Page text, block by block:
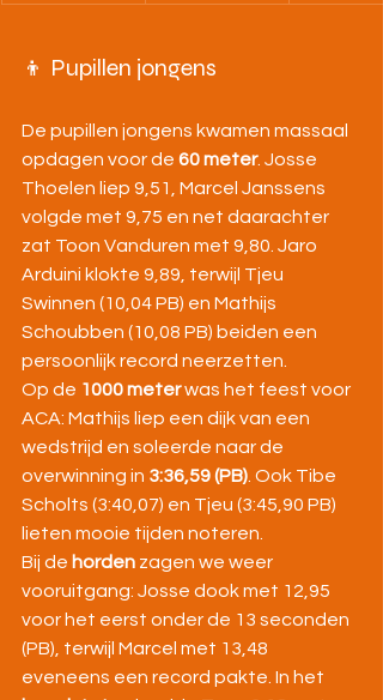
👦 Pupillen jongens
De pupillen jongens kwamen massaal
opdagen voor de 60 meter. Josse
Thoelen liep 9,51, Marcel Janssens
volgde met 9,75 en net daarachter
zat Toon Vanduren met 9,80. Jaro
Arduini klokte 9,89, terwijl Tjeu
Swinnen (10,04 PB) en Mathijs
Schoubben (10,08 PB) beiden een
persoonlijk record neerzetten.
Op de 1000 meter was het feest voor
ACA: Mathijs liep een dijk van een
wedstrijd en soleerde naar de
overwinning in 3:36,59 (PB) . Ook Tibe
Scholts (3:40,07) en Tjeu (3:45,90 PB)
lieten mooie tijden noteren.
Bij de horden zagen we weer
vooruitgang: Josse dook met 12,95
voor het eerst onder de 13 seconden
(PB), terwijl Marcel met 13,48
eveneens een record pakte. In het